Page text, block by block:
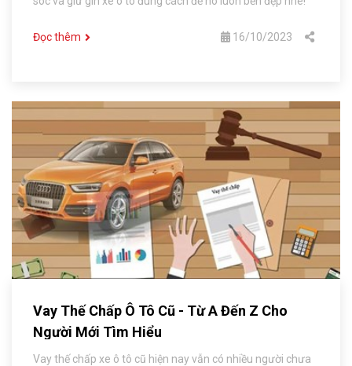
Đọc thêm 16/10/2023
Vay Thế Chấp Ô Tô Cũ - Từ A Đến Z Cho
Người Mới Tìm Hiểu
Vay thế chấp xe ô tô cũ hiện nay vẫn có nhiều người chưa